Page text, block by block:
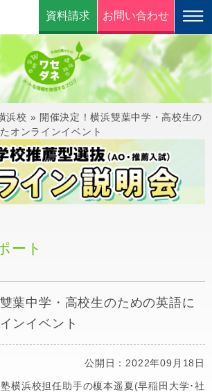
資料請求 お問い合わせ
浜校 » 開催決定！横浜雙葉中学・高校生の
オンラインイベント
ート
葉中学・高校生のための英語に
ンイベント
公開日：2022年09月18日
横浜校担任助手の榎本遥夏(早稲田大学･社